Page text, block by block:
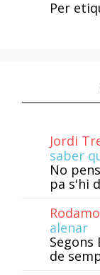
Per
Jordi
saber
No
pa s'hi
alenar
Segons
de